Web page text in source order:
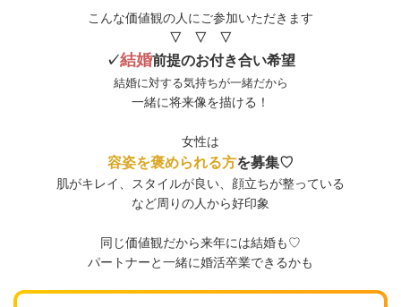
こんな価値観の人にご参加いただきます
▽ ▽ ▽
✓結婚前提のお付き合い希望
結婚に対する気持ちが一緒だから
一緒に将来像を描ける！
女性は
容姿を褒められる方を募集♡
肌がキレイ、スタイルが良い、顔立ちが整っている
など周りの人から好印象
同じ価値観だから来年には結婚も♡
パートナーと一緒に婚活卒業できるかも